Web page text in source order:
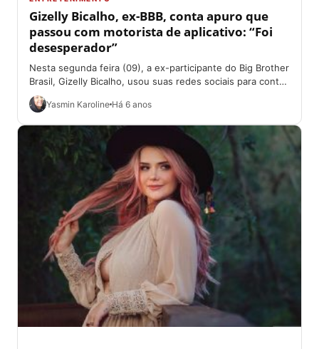
Gizelly Bicalho, ex-BBB, conta apuro que
passou com motorista de aplicativo: “Foi
desesperador”
Nesta segunda feira (09), a ex-participante do Big Brother
Brasil, Gizelly Bicalho, usou suas redes sociais para contar
aos seus seguidores um...
Yasmin Karoline Há 6 anos